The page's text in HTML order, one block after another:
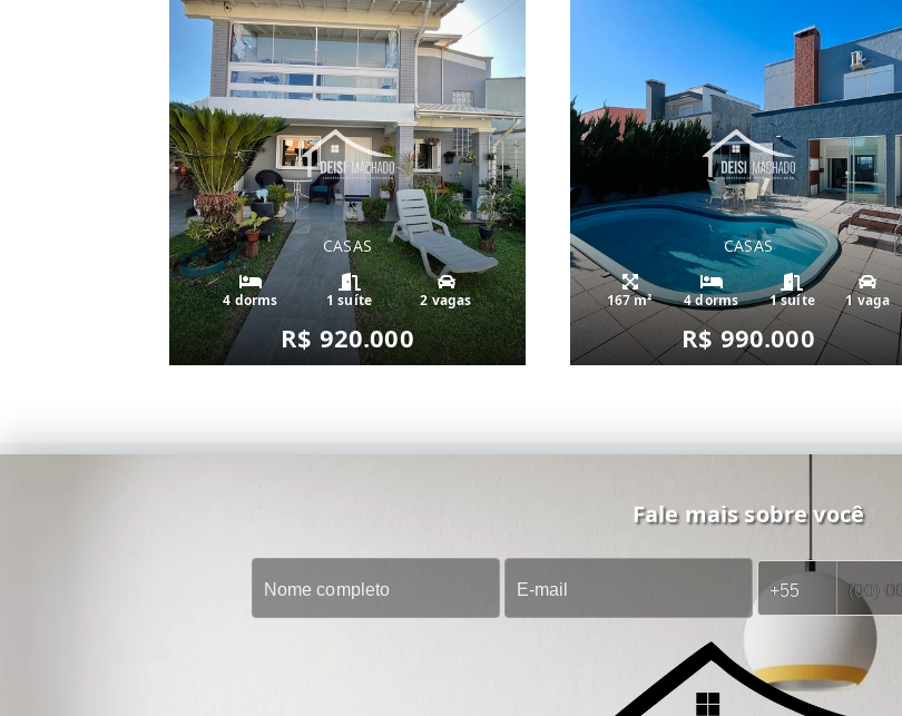
CASAS
4 dorms 1 suíte 2 vagas
R$ 920.000
CASAS
167 m² 4 dorms 1 suíte 1 vaga
R$ 990.000
Fale mais sobre você